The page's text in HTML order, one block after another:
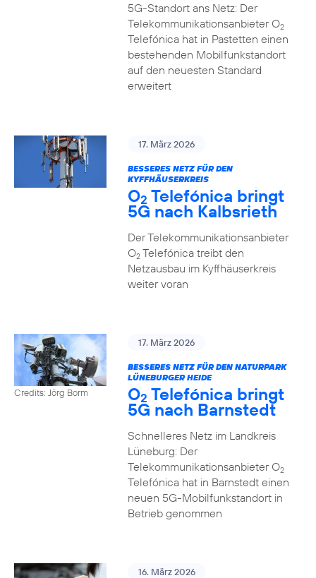
5G-Standort ans Netz: Der
Telekommunikationsanbieter O2
Telefónica hat in Pastetten einen
bestehenden Mobilfunkstandort
auf den neuesten Standard
erweitert
17. März 2026
BESSERES NETZ FÜR DEN
KYFFHÄUSERKREIS
O2 Telefónica bringt
5G nach Kalbsrieth
Der Telekommunikationsanbieter
O2Telefónica treibt den
Netzausbau im Kyffhäuserkreis
weiter voran
Credits: Jörg Borm
17. März 2026
BESSERES NETZ FÜR DEN NATURPARK
LÜNEBURGER HEIDE
O2 Telefónica bringt
5G nach Barnstedt
Schnelleres Netz im Landkreis
Lüneburg: Der
Telekommunikationsanbieter O2
Telefónica hat in Barnstedt einen
neuen 5G-Mobilfunkstandort in
Betrieb genommen
16. März 2026